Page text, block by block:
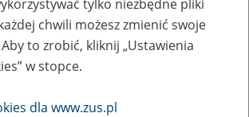
tylko niezbędne pliki
chwili możesz zmienić swoje
to zrobić, kliknij „Ustawienia
w stopce.
dla www.zus.pl